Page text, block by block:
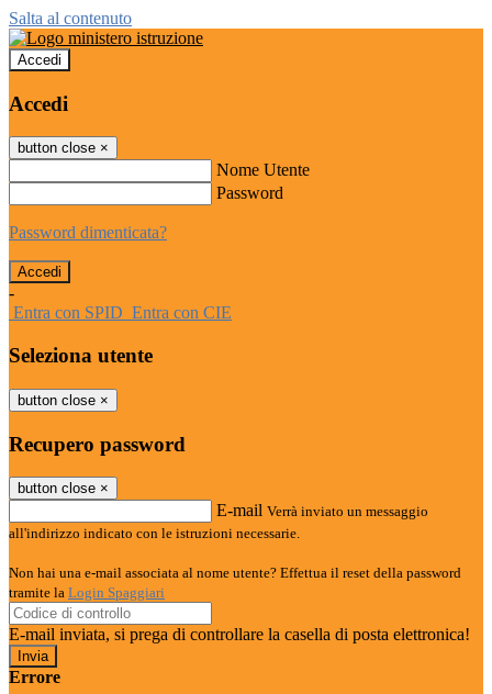
Salta al contenuto
Accedi
Accedi
button close ×
Nome Utente
Password
Password dimenticata?
-
Entra con SPID Entra con CIE
Seleziona utente
button close ×
Recupero password
button close ×
E-mail Verrà inviato un messaggio
all'indirizzo indicato con le istruzioni necessarie.
Non hai una e-mail associata al nome utente? Effettua il reset della password
tramite la Login Spaggiari
E-mail inviata, si prega di controllare la casella di posta elettronica!
Errore